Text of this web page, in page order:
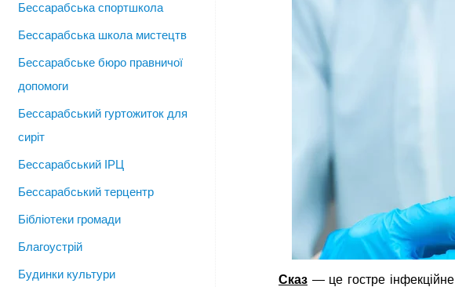
Сказ — це гостре
Бессарабська спортшкола
Бессарабська школа мистецтв
Бессарабське бюро правничої
допомоги
Бессарабський гуртожиток для
сиріт
Бессарабський ІРЦ
Бессарабський терцентр
Бібліотеки громади
Благоустрій
Будинки культури